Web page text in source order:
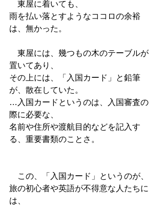
東屋に着いても、
雨を払い落とすようなココロの余裕
は、無かった。
東屋には、幾つもの木のテーブルが
置いてあり、
その上には、「入国カード」と鉛筆
が、散在していた。
…入国カードというのは、入国審査の
際に必要な、
名前や住所や渡航目的などを記入す
る、重要書類のことさ。
この、「入国カード」というのが、
旅の初心者や英語が不得意な人たちに
は、